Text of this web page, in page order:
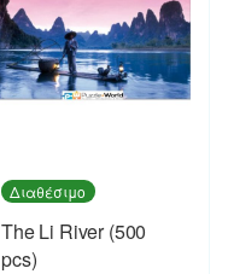
Διαθέσιμο
The Li River (500
pcs)